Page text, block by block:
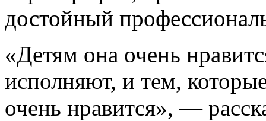
достойный
«Детям она очень
исполняют, и тем,
очень нравится», —